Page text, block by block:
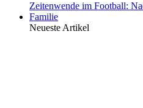
Zeitenwende im Football:
Familie
Neueste Artikel